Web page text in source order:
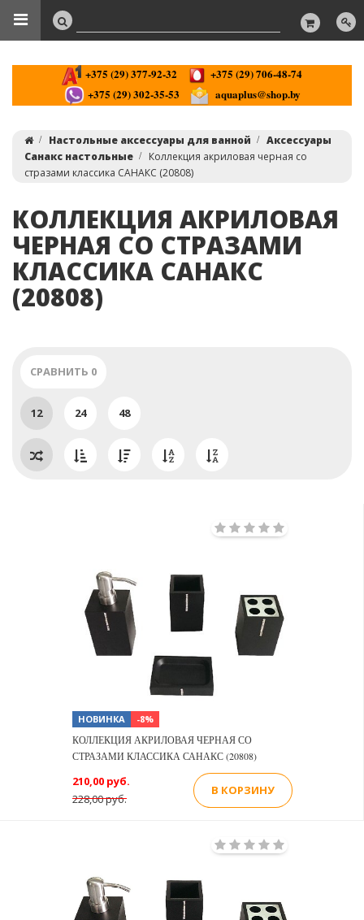
+375 (29) 377-92-32
+375 (29) 706-48-74
+375 (29) 302-35-53
aquaplus@shop.by
Настольные аксессуары для ванной
Аксессуары
Санакс настольные
Коллекция акриловая черная со
стразами классика САНАКС (20808)
КОЛЛЕКЦИЯ АКРИЛОВАЯ
ЧЕРНАЯ СО СТРАЗАМИ
КЛАССИКА САНАКС
(20808)
СРАВНИТЬ 0
12 24 48
НОВИНКА -8%
КОЛЛЕКЦИЯ АКРИЛОВАЯ ЧЕРНАЯ СО
СТРАЗАМИ КЛАССИКА САНАКС (20808)
228,00 руб.
210,00 руб.
В КОРЗИНУ